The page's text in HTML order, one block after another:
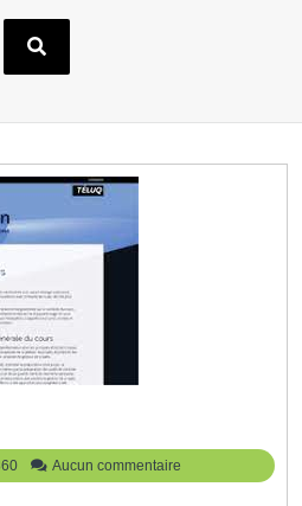
training360
Aucun commentaire